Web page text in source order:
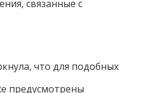
связанные с
что для подобных
предусмотрены